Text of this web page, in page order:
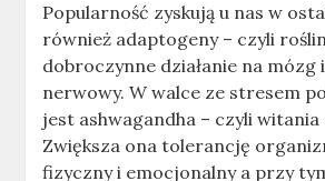
Popularność zyskują u nas w
również adaptogeny – czyli
dobroczynne działanie na mózg i
nerwowy. W walce ze stresem
jest ashwagandha – czyli witania
Zwiększa ona tolerancję
fizyczny i emocjonalny a przy